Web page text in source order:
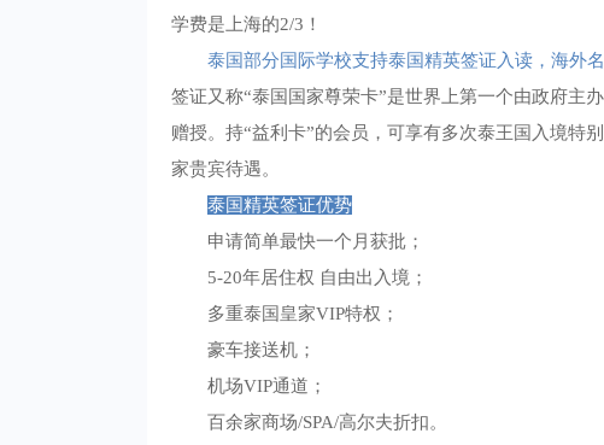
学费是上海的2/3！
泰国部分国际学校支持泰国精英签证入读，海外
签证又称“泰国国家尊荣卡”是世界上第一个由政府主
赠授。持“益利卡”的会员，可享有多次泰王国入境特
家贵宾待遇。
泰国精英签证优势
申请简单最快一个月获批；
5-20年居住权 自由出入境；
多重泰国皇家VIP特权；
豪车接送机；
机场VIP通道；
百余家商场/SPA/高尔夫折扣。